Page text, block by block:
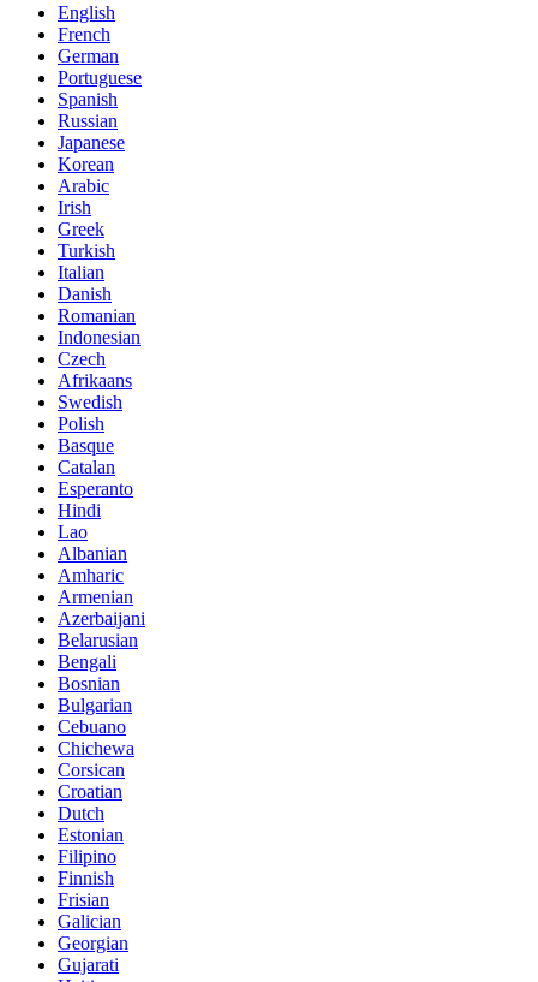
English
French
German
Portuguese
Spanish
Russian
Japanese
Korean
Arabic
Irish
Greek
Turkish
Italian
Danish
Romanian
Indonesian
Czech
Afrikaans
Swedish
Polish
Basque
Catalan
Esperanto
Hindi
Lao
Albanian
Amharic
Armenian
Azerbaijani
Belarusian
Bengali
Bosnian
Bulgarian
Cebuano
Chichewa
Corsican
Croatian
Dutch
Estonian
Filipino
Finnish
Frisian
Galician
Georgian
Gujarati